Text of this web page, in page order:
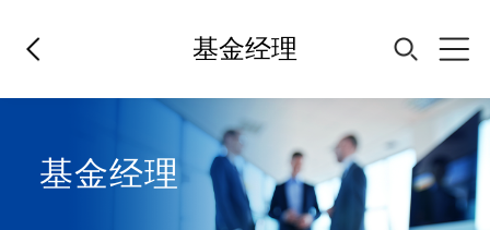
基金经理
基金经理